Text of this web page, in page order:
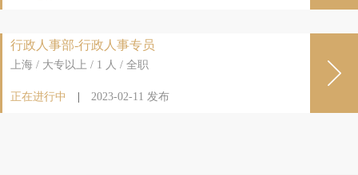
行政人事部-行政人事专员
上海 / 大专以上 / 1 人 / 全职
正在进行中 2023-02-11 发布